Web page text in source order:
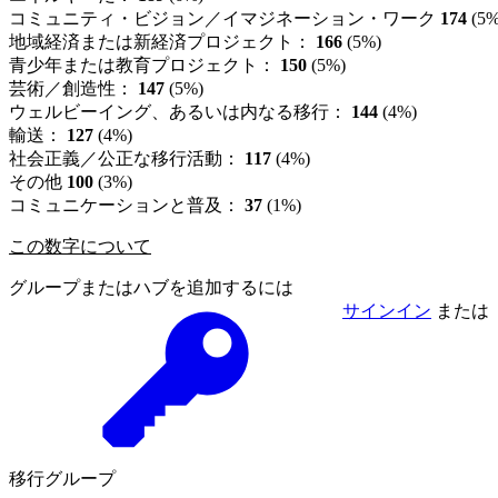
コミュニティ・ビジョン／イマジネーション・ワーク 174
地域経済または新経済プロジェクト： 166 (5%)
青少年または教育プロジェクト： 150 (5%)
芸術／創造性： 147 (5%)
ウェルビーイング、あるいは内なる移行： 144 (4%)
輸送： 127 (4%)
社会正義／公正な移行活動： 117 (4%)
その他 100 (3%)
コミュニケーションと普及： 37 (1%)
この数字について
グループまたはハブを追加するには
サインイン または
移行グループ